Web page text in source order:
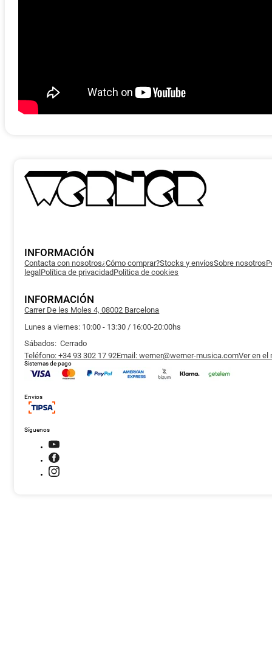
INFORMACIÓN
Contacta con nosotros¿Cómo comprar?Stocks y envíosSobre nosotros
legal Política de privacidadPolítica de cookies
INFORMACIÓN
Carrer De les Moles 4, 08002 Barcelona
Lunes a viernes: 10:00 - 13:30 / 16:00-20:00hs
Sábados: Cerrado
Teléfono: +34 93 302 17 92Email: werner@werner-musica.comVer en el
Sistemas de pago
Envios
Síguenos